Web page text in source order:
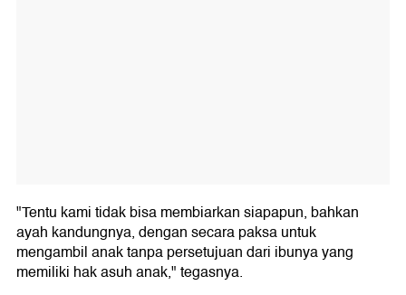
"Tentu kami tidak bisa membiarkan siapapun, bahkan
ayah kandungnya, dengan secara paksa untuk
mengambil anak tanpa persetujuan dari ibunya yang
memiliki hak asuh anak," tegasnya.